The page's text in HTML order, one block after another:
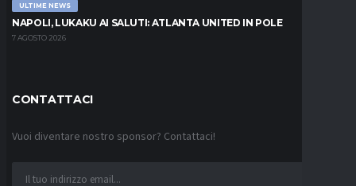
ULTIME NEWS
NAPOLI, LUKAKU AI SALUTI: ATLANTA UNITED IN POLE
7 AGOSTO 2026
CONTATTACI
Vuoi diventare nostro sponsor? Contattaci!